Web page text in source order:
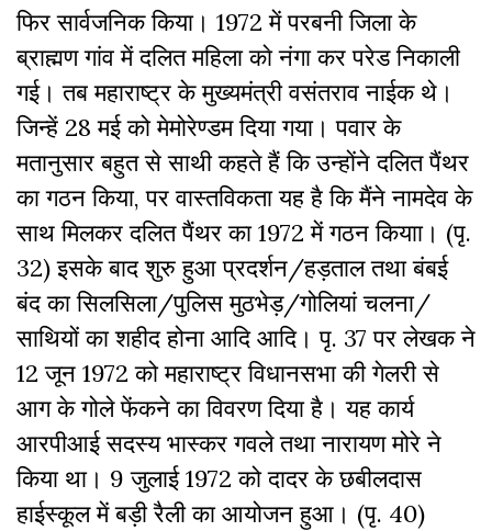
फिर सार्वजनिक किया। 1972 में परबनी जिला के
ब्राह्मण गांव में दलित महिला काे नंगा कर परेड निकाली
गई। तब महाराष्ट्र के मुख्यमंत्री वसंतराव नाईक थे।
जिन्हें 28 मई को मेमोरेण्डम दिया गया। पवार के
मतानुसार बहुत से साथी कहते हैं कि उन्होंने दलित पैंथर
का गठन किया, पर वास्तविकता यह है कि मैंने नामदेव के
साथ मिलकर दलित पैंथर का 1972 में गठन कियाा। (पृ.
32) इसके बाद शुरु हुआ प्रदर्शन/हड़ताल तथा बंबई
बंद का सिलसिला/पुलिस मुठभेड़/गोलियां चलना/
साथियों का शहीद होना आदि आदि। पृ. 37 पर लेखक ने
12 जून 1972 को महाराष्ट्र विधानसभा की गेलरी से
आग के गोले फेंकने का विवरण दिया है। यह कार्य
आरपीआई सदस्य भास्कर गवले तथा नारायण मोरे ने
किया था। 9 जुलाई 1972 को दादर के छबीलदास
हाईस्कूल में बड़ी रैली का आयोजन हुआ। (पृ. 40)